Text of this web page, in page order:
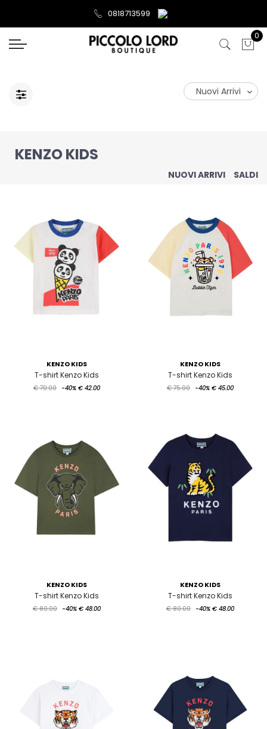
0818713599
0
KENZO KIDS
NUOVI ARRIVI SALDI
KENZO KIDS
T-shirt Kenzo Kids
€ 70.00 -40% € 42.00
KENZO KIDS
T-shirt Kenzo Kids
€ 75.00 -40% € 45.00
KENZO KIDS
T-shirt Kenzo Kids
€ 80.00 -40% € 48.00
KENZO KIDS
T-shirt Kenzo Kids
€ 80.00 -40% € 48.00